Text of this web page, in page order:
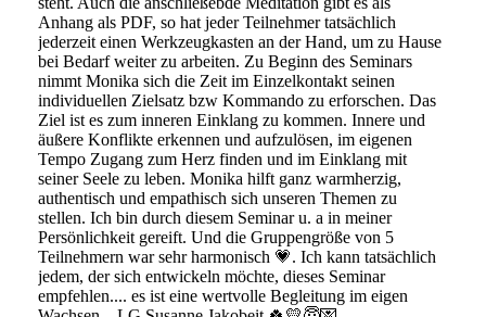
Anhang als PDF, so hat jeder Teilnehmer tatsächlich
jederzeit einen Werkzeugkasten an der Hand, um zu Hause
bei Bedarf weiter zu arbeiten. Zu Beginn des Seminars
nimmt Monika sich die Zeit im Einzelkontakt seinen
individuellen Zielsatz bzw Kommando zu erforschen. Das
Ziel ist es zum inneren Einklang zu kommen. Innere und
äußere Konflikte erkennen und aufzulösen, im eigenen
Tempo Zugang zum Herz finden und im Einklang mit
seiner Seele zu leben. Monika hilft ganz warmherzig,
authentisch und empathisch sich unseren Themen zu
stellen. Ich bin durch diesem Seminar u. a in meiner
Persönlichkeit gereift. Und die Gruppengröße von 5
Teilnehmern war sehr harmonisch 💗. Ich kann tatsächlich
jedem, der sich entwickeln möchte, dieses Seminar
empfehlen.... es ist eine wertvolle Begleitung im eigen